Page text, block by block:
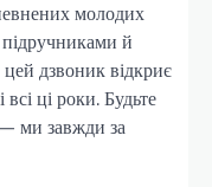
молодих
й
дзвоник відкриє
ці роки. Будьте
ми завжди за